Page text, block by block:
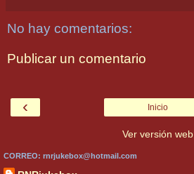
No hay comentarios:
Publicar un comentario
‹ Inicio
Ver versión web
CORREO: rnrjukebox@hotmail.com